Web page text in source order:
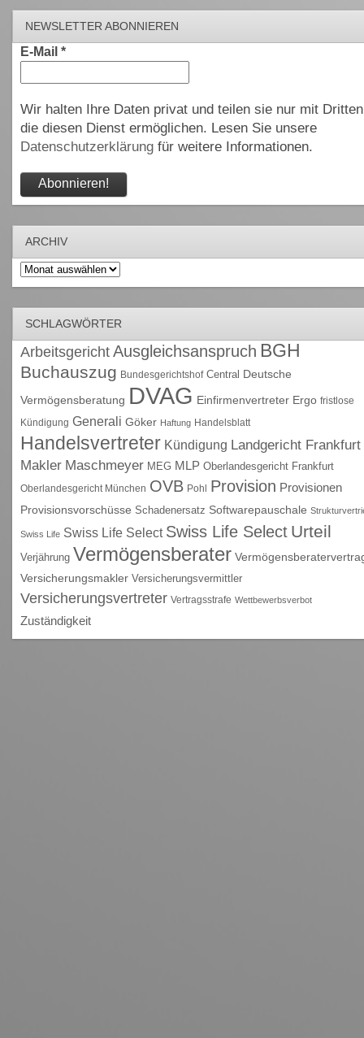
NEWSLETTER ABONNIEREN
E-Mail *
Wir halten Ihre Daten privat und teilen sie nur mit
die diesen Dienst ermöglichen. Lesen Sie unsere
Datenschutzerklärungfür weitere Informationen.
ARCHIV
Archiv
SCHLAGWÖRTER
Arbeitsgericht Ausgleichsanspruch BGH
Buchauszug Bundesgerichtshof Central Deutsche
Vermögensberatung DVAG Einfirmenvertreter Ergo fristlose
Kündigung Generali Göker Haftung Handelsblatt
Handelsvertreter Kündigung Landgericht Frankfurt
Makler Maschmeyer MEG MLP Oberlandesgericht Frankfurt
Oberlandesgericht München OVB Pohl Provision Provisionen
Provisionsvorschüsse Schadenersatz Softwarepauschale
Swiss Life Swiss Life Select Swiss Life Select Urteil
Verjährung Vermögensberater
Versicherungsmakler Versicherungsvermittler
Versicherungsvertreter Vertragsstrafe Wettbewerbsverbot
Zuständigkeit